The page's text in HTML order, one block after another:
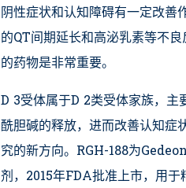
阴性症状和认知障碍有一定改善
的QT间期延长和高泌乳素等不
的药物是非常重要。
D 3受体属于D 2类受体家族，主
酰胆碱的释放，进而改善认知症
究的新方向。RGH-188为
剂，2015年FDA批准上市，用